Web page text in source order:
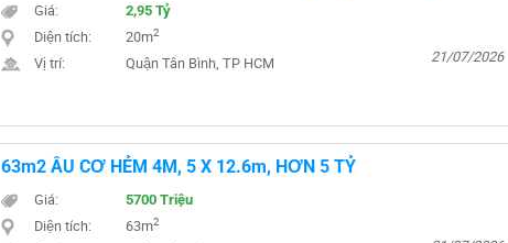
Giá: 2,95 Tỷ
Diện tích: 20m2
Vị trí: Quận Tân Bình, TP HCM 21/07/2026
63m2 ÂU CƠ HẺM 4M, 5 X 12.6m, HƠN 5 TỶ
Giá: 5700 Triệu
Diện tích: 63m2